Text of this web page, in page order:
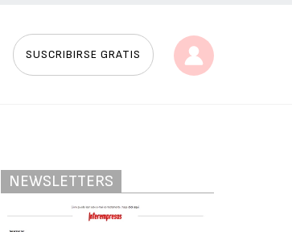
SUSCRIBIRSE GRATIS
NEWSLETTERS